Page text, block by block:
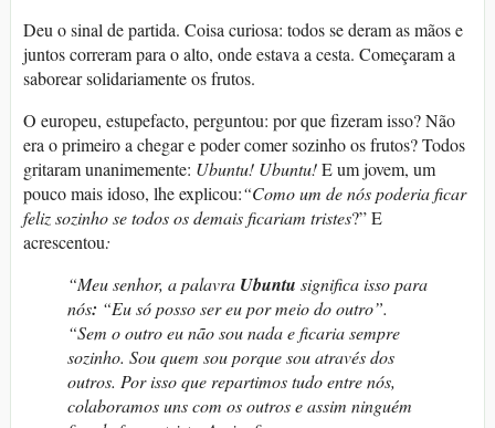
Deu o sinal de partida. Coisa curiosa: todos se deram as mãos e
juntos correram para o alto, onde estava a cesta. Começaram a
saborear solidariamente os frutos.
O europeu, estupefacto, perguntou: por que fizeram isso? Não
era o primeiro a chegar e poder comer sozinho os frutos? Todos
gritaram unanimemente: Ubuntu! Ubuntu!E um jovem, um
pouco mais idoso, lhe explicou:“Como um de nós poderia ficar
feliz sozinho se todos os demais ficariam tristes?” E
acrescentou:
“Meu senhor, a palavra Ubuntu significa isso para
nós: “Eu só posso ser eu por meio do outro”.
“Sem o outro eu não sou nada e ficaria sempre
sozinho. Sou quem sou porque sou através dos
outros. Por isso que repartimos tudo entre nós,
colaboramos uns com os outros e assim ninguém